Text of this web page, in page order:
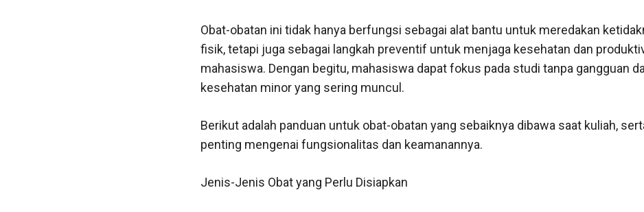
Obat-obatan ini tidak hanya berfungsi sebagai alat bantu untuk meredakan
fisik, tetapi juga sebagai langkah preventif untuk menjaga kesehatan dan
mahasiswa. Dengan begitu, mahasiswa dapat fokus pada studi tanpa gangguan
kesehatan minor yang sering muncul.
Berikut adalah panduan untuk obat-obatan yang sebaiknya dibawa saat kuliah,
penting mengenai fungsionalitas dan keamanannya.
Jenis-Jenis Obat yang Perlu Disiapkan